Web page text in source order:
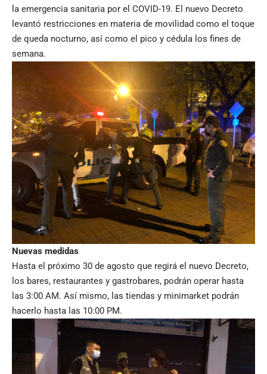
la emergencia sanitaria por el COVID-19. El nuevo Decreto
levantó restricciones en materia de movilidad como el toque
de queda nocturno, así como el pico y cédula los fines de
semana.
Nuevas medidas
Hasta el próximo 30 de agosto que regirá el nuevo Decreto,
los bares, restaurantes y gastrobares, podrán operar hasta
las 3:00 AM. Así mismo, las tiendas y minimarket podrán
hacerlo hasta las 10:00 PM.